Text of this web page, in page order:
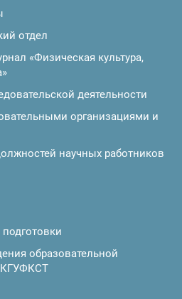
отдел
«Физическая культура,
деятельности
организациями и
научных работников
образовательной
КГУФКСТ